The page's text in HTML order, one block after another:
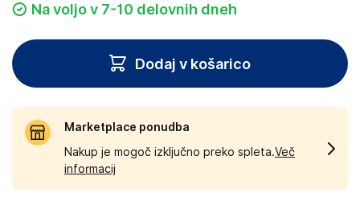
Na voljo v 7-10 delovnih dneh
Dodaj v košarico
Marketplace ponudba
Nakup je mogoč izključno preko spleta.Več
informacij